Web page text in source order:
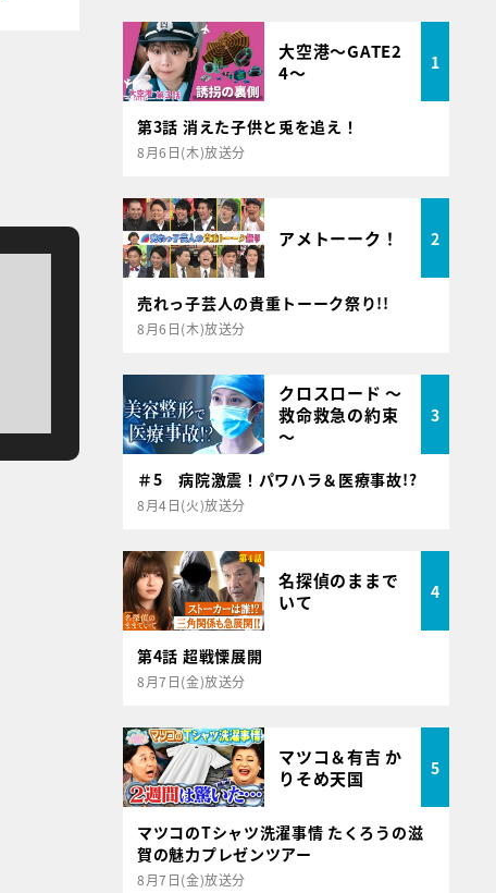
大空港～GATE2
4～
1
第3話 消えた子供と兎を追え！
8月6日(木)放送分
アメトーーク！ 2
売れっ子芸人の貴重トーーク祭り!!
8月6日(木)放送分
クロスロード ～
救命救急の約束
～
3
＃5 病院激震！パワハラ＆医療事故!?
8月4日(火)放送分
名探偵のままで
いて
4
第4話 超戦慄展開
8月7日(金)放送分
マツコ＆有吉 か
りそめ天国
5
マツコのTシャツ洗濯事情 たくろうの滋
賀の魅力プレゼンツアー
8月7日(金)放送分